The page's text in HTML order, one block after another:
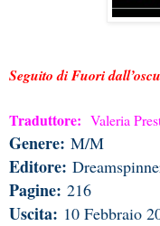
Seguito di Fuori
Traduttore: Valeria
Genere: M/M
Editore:
Pagine: 216
Uscita: 10 Febbraio